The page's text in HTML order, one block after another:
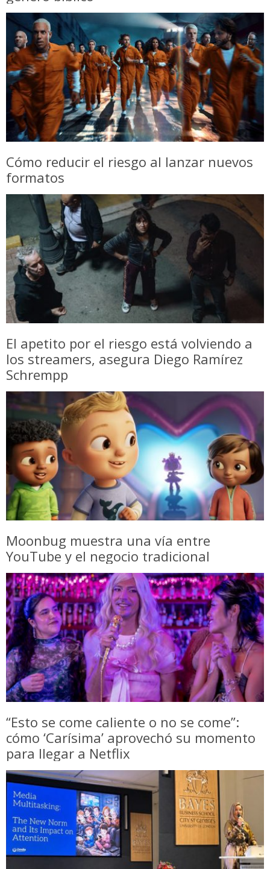
Cómo reducir el riesgo al lanzar nuevos
formatos
El apetito por el riesgo está volviendo a
los streamers, asegura Diego Ramírez
Schrempp
Moonbug muestra una vía entre
YouTube y el negocio tradicional
“Esto se come caliente o no se come”:
cómo ‘Carísima’ aprovechó su momento
para llegar a Netflix